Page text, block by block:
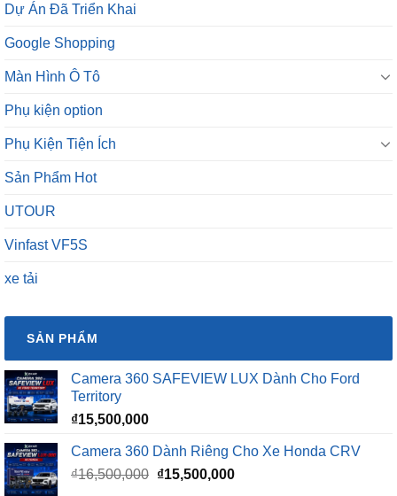
Dự Án Đã Triển Khai
Google Shopping
Màn Hình Ô Tô
Phụ kiện option
Phụ Kiện Tiện Ích
Sản Phẩm Hot
UTOUR
Vinfast VF5S
xe tải
SẢN PHẨM
Camera 360 SAFEVIEW LUX Dành Cho Ford
Territory
₫15,500,000
Camera 360 Dành Riêng Cho Xe Honda CRV
₫16,500,000 Giá
₫15,500,000Giá